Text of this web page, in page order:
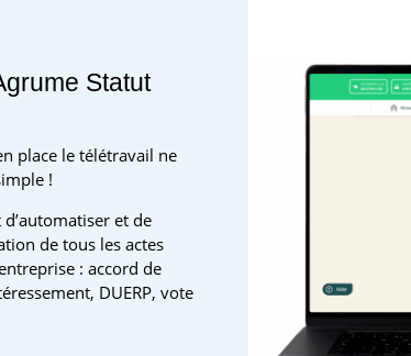
Statut
place le télétravail ne
!
et de
de tous les actes
: accord de
DUERP, vote